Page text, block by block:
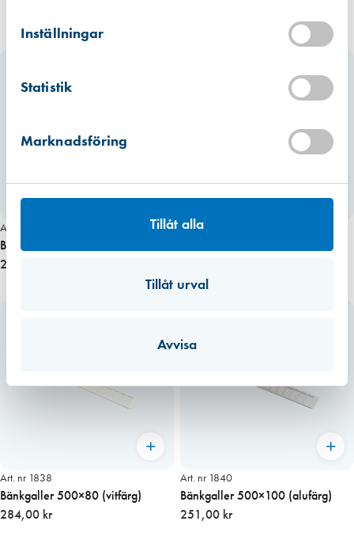
Inställningar
Statistik
Marknadsföring
Tillåt alla
Tillåt urval
Avvisa
Art. nr 1835
Bänkgaller 500×60 (alufärg)
210,00 kr
Art. nr 1837
Art. nr 1838
Bänkgaller 500×80 (vitfärg)
284,00 kr
Art. nr 1840
Bänkgaller 500×100 (alufärg)
251,00 kr
Förväntad leverans: 2026-07-10
Hitta hit
Hitta hit